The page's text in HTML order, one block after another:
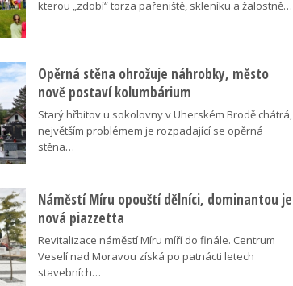
kterou „zdobí“ torza pařeniště, skleníku a žalostně…
Opěrná stěna ohrožuje náhrobky, město
nově postaví kolumbárium
Starý hřbitov u sokolovny v Uherském Brodě chátrá,
největším problémem je rozpadající se opěrná
stěna…
Náměstí Míru opouští dělníci, dominantou je
nová piazzetta
Revitalizace náměstí Míru míří do finále. Centrum
Veselí nad Moravou získá po patnácti letech
stavebních…